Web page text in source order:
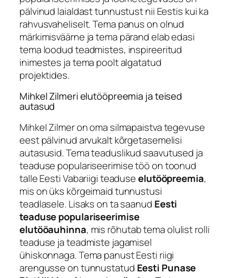
pälvinud laialdast tunnustust nii Eestis kui ka
rahvusvaheliselt. Tema panus on olnud
märkimisväärne ja tema pärand elab edasi
tema loodud teadmistes, inspireeritud
inimestes ja tema poolt algatatud
projektides.
Mihkel Zilmeri elutööpreemia ja teised
autasud
Mihkel Zilmer on oma silmapaistva tegevuse
eest pälvinud arvukalt kõrgetasemelisi
autasusid. Tema teaduslikud saavutused ja
teaduse populariseerimise töö on toonud
talle Eesti Vabariigi teaduseelutööpreemia,
mis on üks kõrgeimaid tunnustusi
teadlasele. Lisaks on ta saanud Eesti
teaduse populariseerimise
elutööauhinna, mis rõhutab tema olulist rolli
teaduse ja teadmiste jagamisel
ühiskonnaga. Tema panust Eesti riigi
arengusse on tunnustatud Eesti Punase